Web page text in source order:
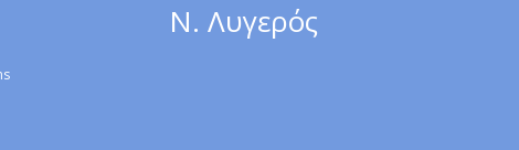
Ν. Λυγερός